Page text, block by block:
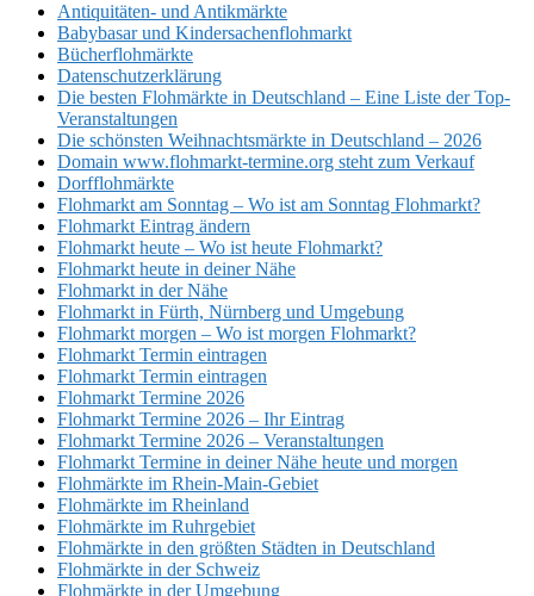
Antiquitäten- und Antikmärkte
Babybasar und Kindersachenflohmarkt
Bücherflohmärkte
Datenschutzerklärung
Die besten Flohmärkte in Deutschland – Eine Liste der Top-
Veranstaltungen
Die schönsten Weihnachtsmärkte in Deutschland – 2026
Domain www.flohmarkt-termine.org steht zum Verkauf
Dorfflohmärkte
Flohmarkt am Sonntag – Wo ist am Sonntag Flohmarkt?
Flohmarkt Eintrag ändern
Flohmarkt heute – Wo ist heute Flohmarkt?
Flohmarkt heute in deiner Nähe
Flohmarkt in der Nähe
Flohmarkt in Fürth, Nürnberg und Umgebung
Flohmarkt morgen – Wo ist morgen Flohmarkt?
Flohmarkt Termin eintragen
Flohmarkt Termin eintragen
Flohmarkt Termine 2026
Flohmarkt Termine 2026 – Ihr Eintrag
Flohmarkt Termine 2026 – Veranstaltungen
Flohmarkt Termine in deiner Nähe heute und morgen
Flohmärkte im Rhein-Main-Gebiet
Flohmärkte im Rheinland
Flohmärkte im Ruhrgebiet
Flohmärkte in den größten Städten in Deutschland
Flohmärkte in der Schweiz
Flohmärkte in der Umgebung